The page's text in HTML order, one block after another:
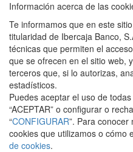
Información acerca de las
Te informamos que en este
titularidad de Ibercaja Banco,
técnicas que permiten el
que se ofrecen en el sitio web,
terceros que, si lo autorizas,
estadísticos.
Puedes aceptar el uso de
“ACEPTAR” o configurar o
“CONFIGURAR”. Para
cookies que utilizamos o cómo
de cookies.